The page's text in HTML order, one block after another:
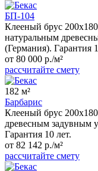
БП-104
Клееный брус
натуральным
(Германия). Гарантия
от 80 000 р./м²
рассчитайте смету
182 м²
Барбарис
Клееный брус
древесным задувным
Гарантия 10 лет.
от 82 142 р./м²
рассчитайте смету